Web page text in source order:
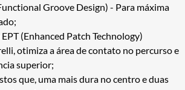
Groove Design) - Para máxima
(Enhanced Patch Technology)
otimiza a área de contato no percurso e
superior;
que, uma mais dura no centro e duas